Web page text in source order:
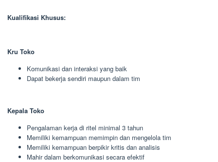
Kualifikasi Khusus:
Kru Toko
Komunikasi dan interaksi yang baik
Dapat bekerja sendiri maupun dalam tim
Kepala Toko
Pengalaman kerja di ritel minimal 3 tahun
Memiliki kemampuan memimpin dan mengelola tim
Memiliki kemampuan berpikir kritis dan analisis
Mahir dalam berkomunikasi secara efektif